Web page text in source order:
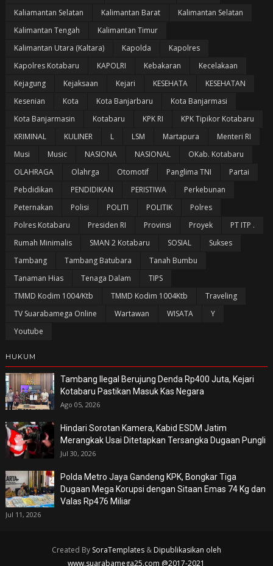
Kaliamantan Selatan
Kalimantan Barat
Kalimantan Selatan
Kalimantan Tengah
Kalimantan Timur
Kalimantan Utara (Kaltara)
Kapolda
Kapolres
Kapolres Kotabaru
KAPOLRI Kebakaran
Kecelakaan
Kejagung
Kejaksaan Kejari KESEHATA
KESEHATAN
Kesenian
Kota Kota Banjarbaru
Kota Banjarmasi
Kota Banjarmasin
Kotabaru KPK RI
KPK Tipikor Kotabaru
KRIMINAL
KULINER L LSM Martapura
Menteri RI
Musi
Music NASIONA NASIONAL
OKab. Kotabaru
OLAHRAGA
Olahrga Otomotif Panglima TNI
Partai
Pebdidikan
PENDIDIKAN PERISTIWA
Perkebunan
Peternakan
Polisi POLITI POLITIK
Polres
Polres Kotabaru
Presiden RI Provinsi Proyek
PT ITP .
Rumah Minimalis
SMAN 2 Kotabaru SOSIAL
Sukses
Tambang
Tambang Batubara
Tanah Bumbu
Tanaman Hias
Tenaga Dalam
TIPS
TMMD Kodim 1004/Ktb
TMMD Kodim 1004Ktb
Traveling
TV Suarabamega Online
Wartawan WISATA
Y
Youtube
HUKUM
Tambang Ilegal Berujung Denda Rp400 Juta, Kejari
Kotabaru Pastikan Masuk Kas Negara
Ago 05, 2026
Hindari Sorotan Kamera, Kabid ESDM Jatim
Merangkak Usai Ditetapkan Tersangka Dugaan Pungli
Jul 30, 2026
Polda Metro Jaya Gandeng KPK, Bongkar Tiga
Dugaan Mega Korupsi dengan Sitaan Emas 74 Kg dan
Valas Rp476 Miliar
Jul 11, 2026
Created By SoraTemplates& Dipublikasikan oleh
www.suarabamega25.com @2017-2021